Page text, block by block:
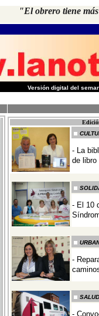
"El obrero tiene
Versión digital del